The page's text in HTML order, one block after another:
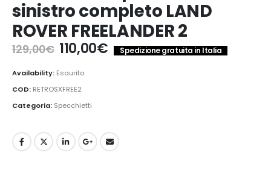
sinistro completo LAND
ROVER FREELANDER 2
129,00€ Il
prezzo
originale
era:
129,00€.
110,00€Il
prezzo
Spedizione gratuita in Italia
Availability: Esaurito
COD: RETROSXFREE2
Categoria: Specchietti